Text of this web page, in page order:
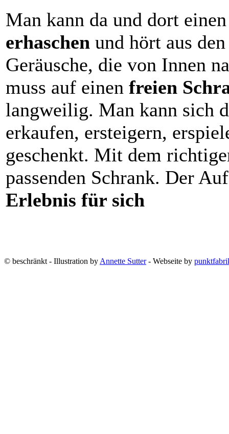
Man kann da und dort
erhaschen und hört aus
Geräusche, die von Innen
muss auf einen freien
langweilig. Man kann sich
erkaufen, ersteigern,
geschenkt. Mit dem
passenden Schrank. Der
Erlebnis für sich
© beschränkt - Illustration by Annette Sutter- Webseite by